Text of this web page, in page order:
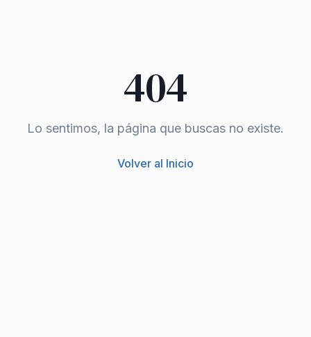
404
Lo sentimos, la página que buscas no existe.
Volver al Inicio